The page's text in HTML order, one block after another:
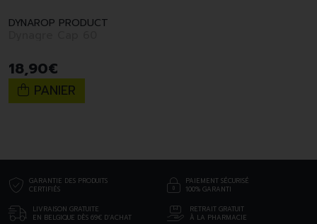
DYNAROP PRODUCT
18,90€
PANIER
GARANTIE DES PRODUITS
CERTIFIÉS
PAIEMENT SÉCURISÉ
100% GARANTI
LIVRAISON GRATUITE
EN BELGIQUE DÈS 69€ D’ACHAT
RETRAIT GRATUIT
À LA PHARMACIE